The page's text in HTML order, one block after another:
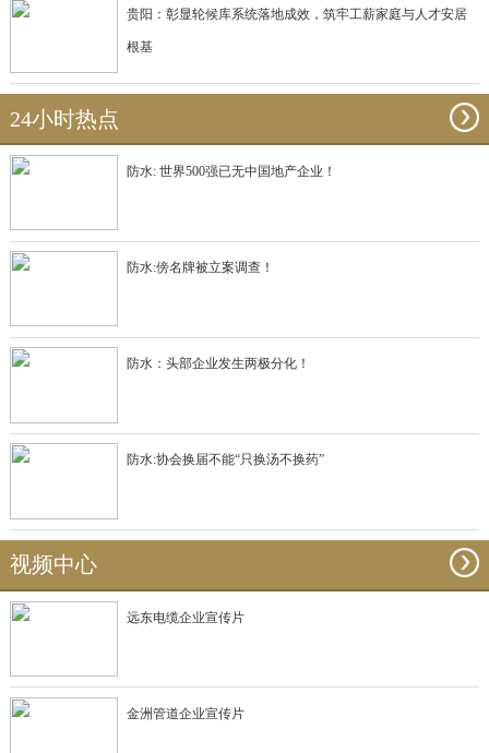
贵阳：彰显轮候库系统落地成效，筑牢工薪家庭与人才安居
根基
24小时热点
防水: 世界500强已无中国地产企业！
防水:傍名牌被立案调查！
防水：头部企业发生两极分化！
防水:协会换届不能“只换汤不换药”
视频中心
远东电缆企业宣传片
金洲管道企业宣传片